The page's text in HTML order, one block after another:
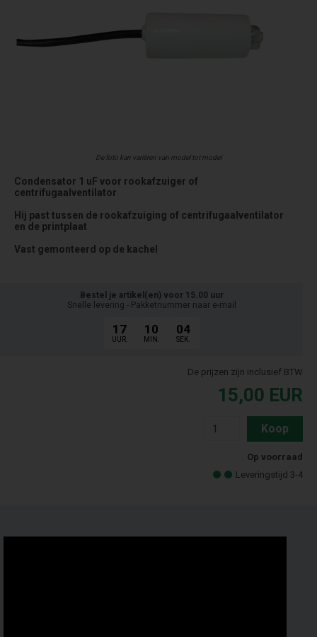
De foto kan variëren van model tot model
Condensator 1 uF voor rookafzuiger of
centrifugaalventilator
Hij past tussen de rookafzuiging of centrifugaalventilator
en de printplaat
Vast gemonteerd op de kachel
Bestel je artikel(en) voor 15.00 uur
Snelle levering - Pakketnummer naar e-mail
17
UUR.
10
MIN.
04
SEK.
De prijzen zijn inclusief BTW
15,00 EUR
Koop
Op voorraad
Leveringstijd 3-4